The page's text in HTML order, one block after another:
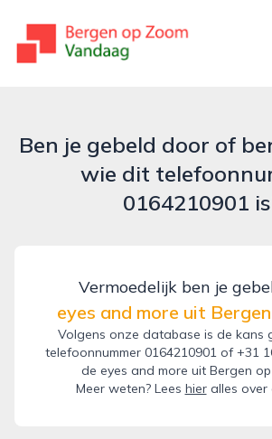
bergenopzoomvandaag.nl
Ben je gebeld door of
wie dit
0164210901
Vermoedelijk ben je
eyes and more uit
Volgens onze database is de kans
telefoonnummer 0164210901 of +31
de eyes and more uit Bergen
Meer weten? Lees hieralles over